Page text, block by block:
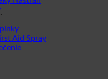
Aid Spray